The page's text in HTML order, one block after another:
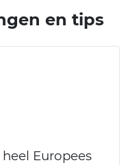
en tips
Europees